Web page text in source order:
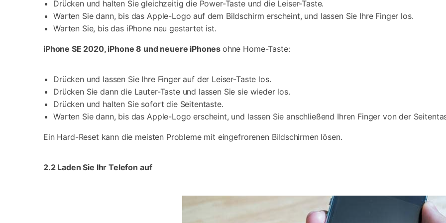
Drücken und halten Sie gleichzeitig die Power-Taste und die Leiser-Taste.
Warten Sie dann, bis das Apple-Logo auf dem Bildschirm erscheint, und lassen Sie Ihre Finger los.
Warten Sie, bis das iPhone neu gestartet ist.
iPhone SE 2020, iPhone 8 und neuere iPhones ohne Home-Taste:
Drücken und lassen Sie Ihre Finger auf der Leiser-Taste los.
Drücken Sie dann die Lauter-Taste und lassen Sie sie wieder los.
Drücken und halten Sie sofort die Seitentaste.
Warten Sie dann, bis das Apple-Logo erscheint, und lassen Sie anschließend Ihren Finger von der
Ein Hard-Reset kann die meisten Probleme mit eingefrorenen Bildschirmen lösen.
2.2 Laden Sie Ihr Telefon auf